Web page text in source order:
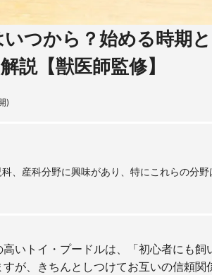
つから？始める時期
説【獣医師監修】
)
、産科分野に興味があり、特にこれらの分
いトイ・プードルは、「初心者にも飼
が、きちんとしつけてお互いの信頼関